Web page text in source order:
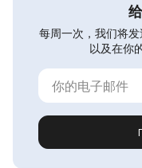
每周一次，我们将发
以及在你